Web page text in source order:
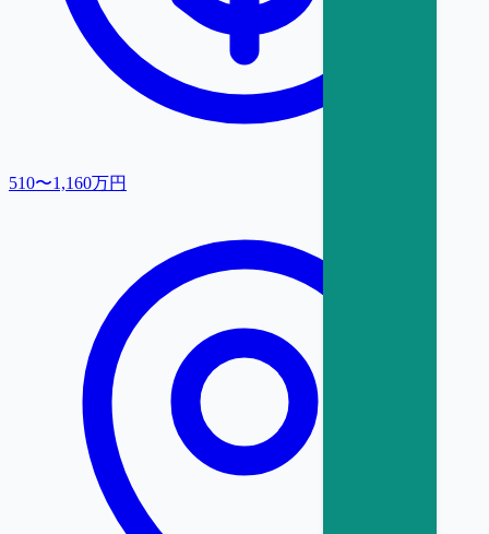
510〜1,160万円